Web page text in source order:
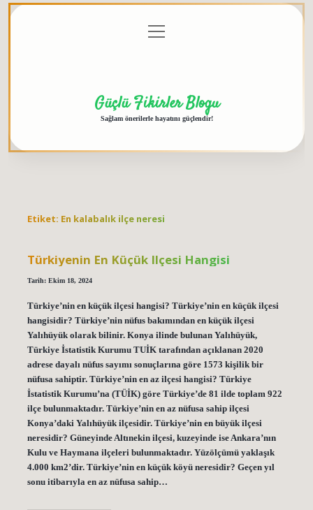
menüyü
aç
Güçlü Fikirler Blogu
Sağlam önerilerle hayatını güçlendir!
Etiket: En kalabalık ilçe neresi
Türkiyenin En Küçük Ilçesi Hangisi
Tarih: Ekim 18, 2024
Türkiye’nin en küçük ilçesi hangisi? Türkiye’nin en küçük ilçesi
hangisidir? Türkiye’nin nüfus bakımından en küçük ilçesi
Yalıhüyük olarak bilinir. Konya ilinde bulunan Yalıhüyük,
Türkiye İstatistik Kurumu TUİK tarafından açıklanan 2020
adrese dayalı nüfus sayımı sonuçlarına göre 1573 kişilik bir
nüfusa sahiptir. Türkiye’nin en az ilçesi hangisi? Türkiye
İstatistik Kurumu’na (TÜİK) göre Türkiye’de 81 ilde toplam 922
ilçe bulunmaktadır. Türkiye’nin en az nüfusa sahip ilçesi
Konya’daki Yalıhüyük ilçesidir. Türkiye’nin en büyük ilçesi
neresidir? Güneyinde Altınekin ilçesi, kuzeyinde ise Ankara’nın
Kulu ve Haymana ilçeleri bulunmaktadır. Yüzölçümü yaklaşık
4.000 km2’dir. Türkiye’nin en küçük köyü neresidir? Geçen yıl
sonu itibarıyla en az nüfusa sahip…